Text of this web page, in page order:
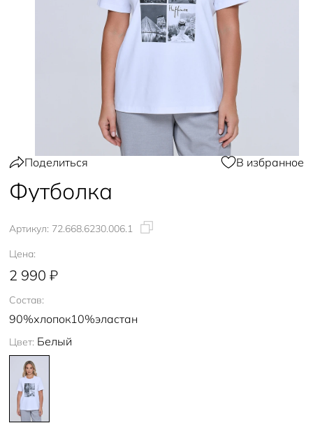
Поделиться В избранное
Футболка
Артикул: 72.668.6230.006.1
Цена:
2 990 ₽
Состав:
90%хлопок10%эластан
Цвет: Белый